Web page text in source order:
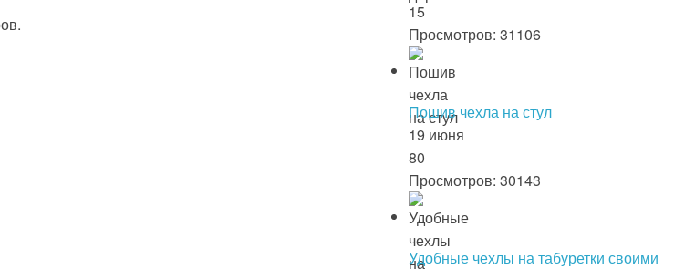
15
Просмотров: 31106
Пошив чехла на стул
19 июня
80
Просмотров: 30143
Удобные чехлы на табуретки своими